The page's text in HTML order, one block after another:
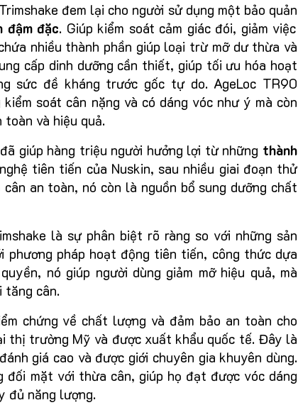
đem lại cho người sử dụng một bảo quản
đậm đặc. Giúp kiểm soát cảm giác đói, giảm việc
nhiều thành phần giúp loại trừ mỡ dư thừa và
cấp dinh dưỡng cần thiết, giúp tối ưu hóa hoạt
sức đề kháng trước gốc tự do. AgeLoc TR90
soát cân nặng và có dáng vóc như ý mà còn
và hiệu quả.
đã giúp hàng triệu người hưởng lợi từ những thành
tiên tiến của Nuskin, sau nhiều giai đoạn thử
an toàn, nó còn là nguồn bổ sung dưỡng chất
là sự phân biệt rõ ràng so với những sản
phương pháp hoạt động tiên tiến, công thức dựa
nó giúp người dùng giảm mỡ hiệu quả, mà
tăng cân.
chứng về chất lượng và đảm bảo an toàn cho
thị trường Mỹ và được xuất khẩu quốc tế. Đây là
giá cao và được giới chuyên gia khuyên dùng.
đối mặt với thừa cân, giúp họ đạt được vóc dáng
đủ năng lượng.